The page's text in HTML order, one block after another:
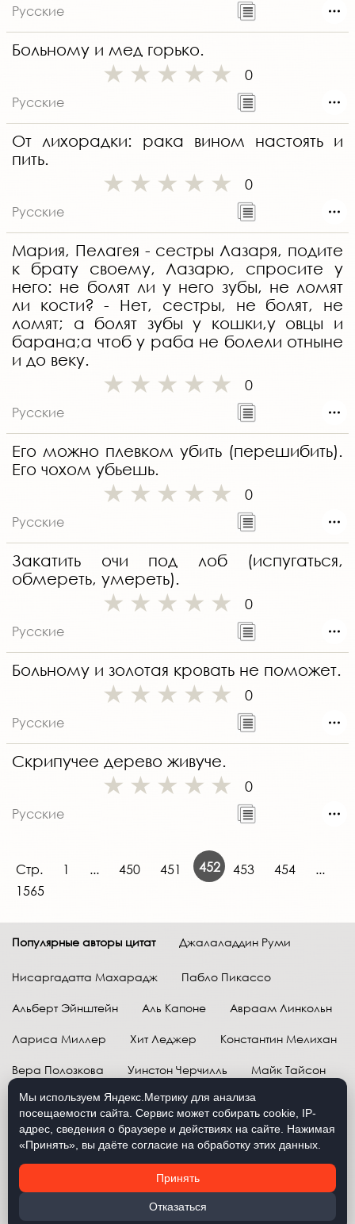
Русские
Больному и мед горько.
0
Русские
От лихорадки: рака вином настоять и
пить.
0
Русские
Мария, Пелагея - сестры Лазаря, подите
к брату своему, Лазарю, спросите у
него: не болят ли у него зубы, не ломят
ли кости? - Нет, сестры, не болят, не
ломят; а болят зубы у кошки,у овцы и
барана;а чтоб у раба не болели отныне
и до веку.
0
Русские
Его можно плевком убить (перешибить).
Его чохом убьешь.
0
Русские
Закатить очи под лоб (испугаться,
обмереть, умереть).
0
Русские
Больному и золотая кровать не поможет.
0
Русские
Скрипучее дерево живуче.
0
Русские
Стр. 1 ... 450 451 452 453 454
...
1565
Популярные авторы цитат Джалаладдин Руми
Нисаргадатта Махарадж Пабло Пикассо
Альберт Эйнштейн Аль Капоне Авраам Линкольн
Лариса Миллер Хит Леджер Константин Мелихан
Вера Полозкова Уинстон Черчилль Майк Тайсон
Марк Твен Расул Гамзатов Грег Плитт
Далай-лама XIV Уоррен Баффетт
Давид Самойлов Антон Чехов Жан-Поль Сартр
Брюс Ли Бенджамин Франклин Лев Н. Толстой
Мы используем Яндекс.Метрику для анализа
посещаемости сайта. Сервис может собирать cookie, IP-
адрес, сведения о браузере и действиях на сайте. Нажимая
«Принять», вы даёте согласие на обработку этих данных.
Принять
Отказаться